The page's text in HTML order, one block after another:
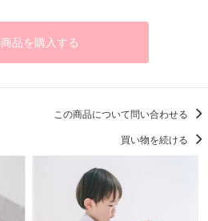
品を購入する
この商品について問い合わせる
買い物を続ける